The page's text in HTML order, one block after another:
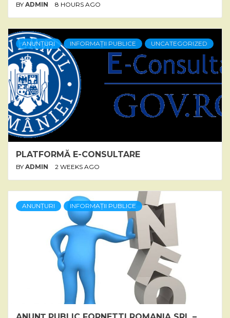
BY ADMIN 8 HOURS AGO
ANUNȚURI INFORMAȚII PUBLICE UNCATEGORIZED
PLATFORMĂ E-CONSULTARE
BY ADMIN 2 WEEKS AGO
ANUNȚURI INFORMAȚII PUBLICE